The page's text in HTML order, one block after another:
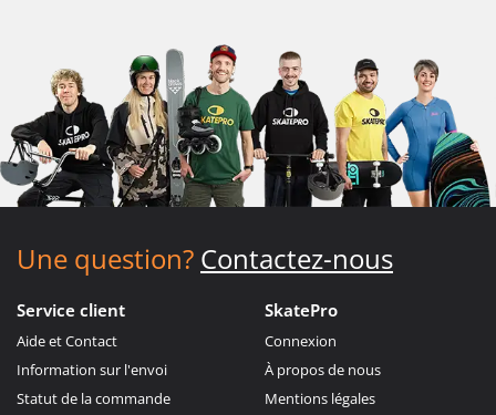
Une question? Contactez-nous
Service client
Aide et Contact
Information sur l'envoi
Statut de la commande
SkatePro
Connexion
À propos de nous
Mentions légales